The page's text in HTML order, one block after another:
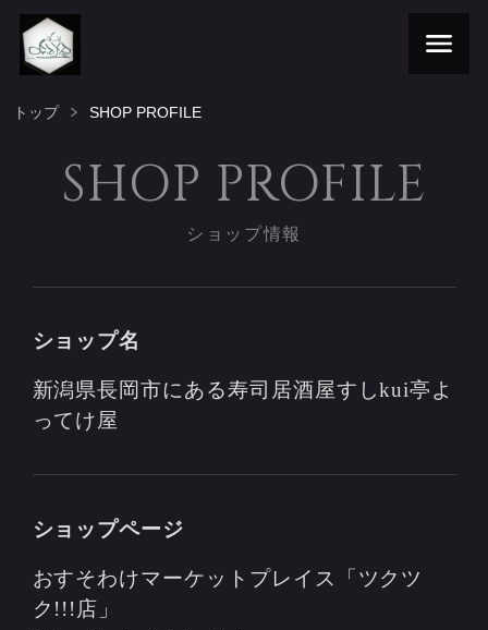
トップ SHOP PROFILE
SHOP PROFILE
ショップ情報
ショップ名
新潟県長岡市にある寿司居酒屋すしkui亭よ
ってけ屋
ショップページ
おすそわけマーケットプレイス「ツクツ
ク!!!店」